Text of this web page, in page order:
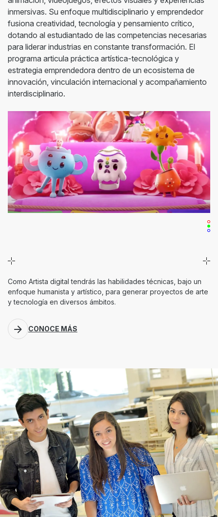
inmersivas. Su enfoque multidisciplinario y emprendedor
fusiona creatividad, tecnología y pensamiento crítico,
dotando al estudiantado de las competencias necesarias
para liderar industrias en constante transformación. El
programa articula práctica artística-tecnológica y
estrategia emprendedora dentro de un ecosistema de
innovación, vinculación internacional y acompañamiento
interdisciplinario.
Como Artista digital tendrás las habilidades técnicas, bajo un
enfoque humanista y artístico, para generar proyectos de arte
y tecnología en diversos ámbitos.
CONOCE MÁS